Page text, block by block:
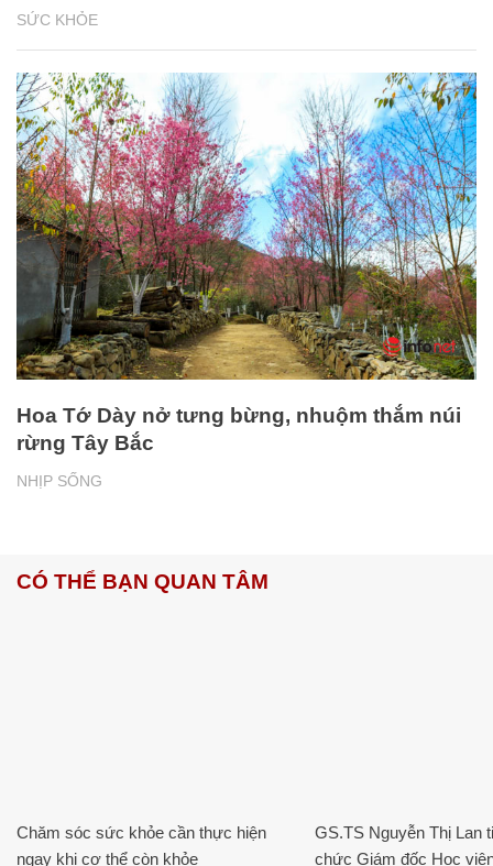
SỨC KHỎE
NHỊP SỐNG
Hoa Tớ Dày nở tưng bừng, nhuộm thắm núi
rừng Tây Bắc
CÓ THỂ BẠN QUAN TÂM
Chăm sóc sức khỏe cần thực hiện
ngay khi cơ thể còn khỏe
GS.TS Nguyễn Thị Lan
chức Giám đốc Học